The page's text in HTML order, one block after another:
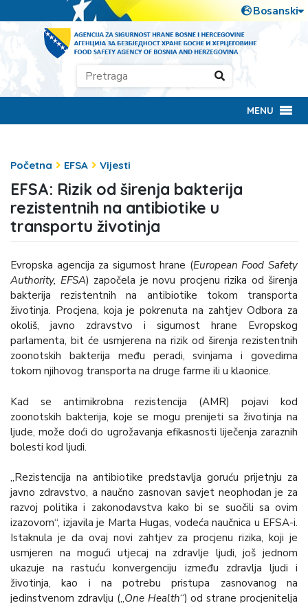
MENU
Početna EFSA Vijesti
EFSA: Rizik od širenja bakterija
rezistentnih na antibiotike u
transportu životinja
Evropska agencija za sigurnost hrane (European Food Safety
Authority, EFSA) započela je novu procjenu rizika od širenja
bakterija rezistentnih na antibiotike tokom transporta
životinja. Procjena, koja je pokrenuta na zahtjev Odbora za
okoliš, javno zdravstvo i sigurnost hrane Evropskog
parlamenta, bit će usmjerena na rizik od širenja rezistentnih
zoonotskih bakterija među peradi, svinjama i govedima
tokom njihovog transporta na druge farme ili u klaonice.
Kad se antimikrobna rezistencija (AMR) pojavi kod
zoonotskih bakterija, koje se mogu prenijeti sa životinja na
ljude, može doći do ugrožavanja efikasnosti liječenja zaraznih
bolesti kod ljudi.
„Rezistencija na antibiotike predstavlja goruću prijetnju za
javno zdravstvo, a naučno zasnovan savjet neophodan je za
razvoj politika i zakonodavstva kako bi se suočili sa ovim
izazovom“, izjavila je Marta Hugas, vodeća naučnica u EFSA-i.
Istaknula je da ovaj novi zahtjev za procjenu rizika, koji je
usmjeren na mogući utjecaj na zdravlje ljudi, još jednom
ukazuje na rastuću konvergenciju između zdravlja ljudi i
životinja, kao i na potrebu pristupa zasnovanog na
jedinstvenom zdravlju („One Health“) od strane procjenitelja